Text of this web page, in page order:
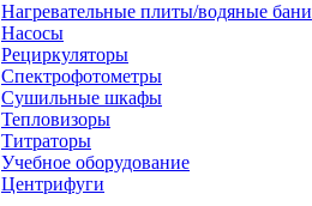
Нагревательные плиты/водяные бани
Насосы
Рециркуляторы
Спектрофотометры
Сушильные шкафы
Тепловизоры
Титраторы
Учебное оборудование
Центрифуги